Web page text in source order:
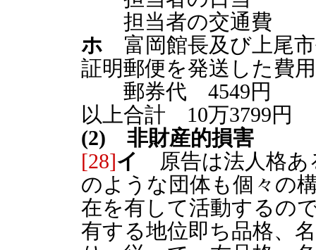
担当者の交通費
ホ 富岡館長及び上尾
証明郵便を発送した費用
郵券代 4549円
以上合計 10万3799円
(2) 非財産的損害
[28]イ
原告は法人格あ
のような団体も個々の
在を有して活動するの
有する地位即ち品格、